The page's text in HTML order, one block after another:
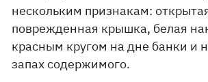
нескольким признакам:
поврежденная крышка, белая
красным кругом на дне банки и
запах содержимого.